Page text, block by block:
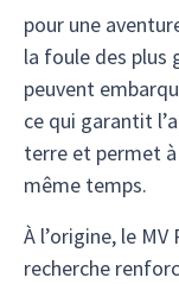
pour une
la foule des plus
peuvent
ce qui garantit
terre et permet à
même temps.
À l’origine, le
recherche